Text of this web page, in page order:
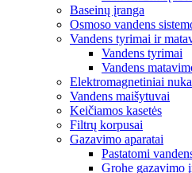
Baseinų įranga
Osmoso vandens
Vandens tyrimai ir
Vandens tyrimai
Vandens
Elektromagnetiniai
Vandens maišytuvai
Keičiamos kasetės
Filtrų korpusai
Gazavimo aparatai
Pastatomi
Grohe gazavimo